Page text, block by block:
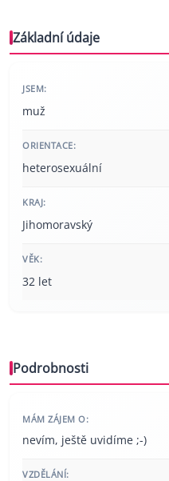
Základní údaje
JSEM:
muž
ORIENTACE:
heterosexuální
KRAJ:
Jihomoravský
VĚK:
32 let
Podrobnosti
MÁM ZÁJEM O:
nevím, ještě uvidíme ;-)
VZDĚLÁNÍ: